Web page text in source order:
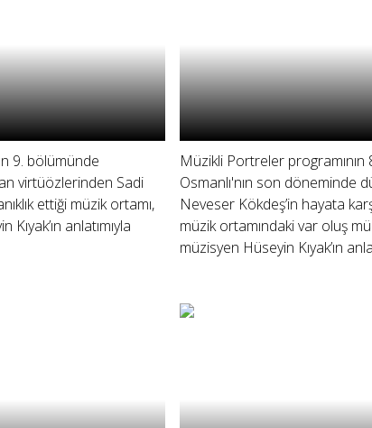
9. bölümünde
virtüözlerinden Sadi
ettiği müzik ortamı,
anlatımıyla
Müzikli Portreler programının
Osmanlı'nın son döneminde
Neveser Kökdeş’in hayata
müzik ortamındaki var oluş
müzisyen Hüseyin Kıyak’ın